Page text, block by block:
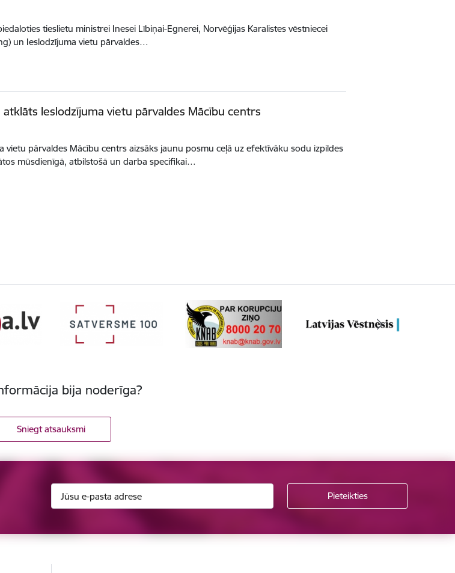
tieslietu ministrei Inesei Lībiņai-Egnerei, Norvēģijas Karalistes vēstniecei
un Ieslodzījuma vietu pārvaldes…
Ieslodzījuma vietu pārvaldes Mācību centrs
vietu pārvaldes Mācību centrs aizsāks jaunu posmu ceļā uz efektīvāku sodu izpildes
mūsdienīgā, atbilstošā un darba specifikai…
bija noderīga?
Sniegt atsauksmi